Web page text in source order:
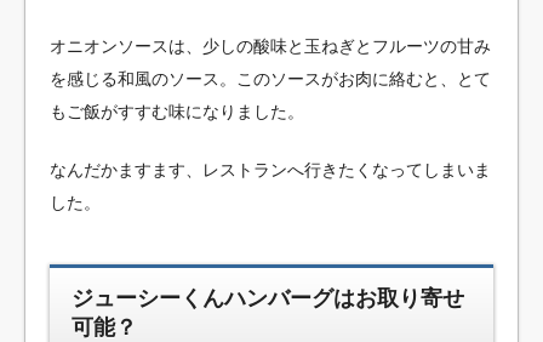
オニオンソースは、少しの酸味と玉ねぎとフルーツの甘み
を感じる和風のソース。このソースがお肉に絡むと、とて
もご飯がすすむ味になりました。
なんだかますます、レストランへ行きたくなってしまいま
した。
ジューシーくんハンバーグはお取り寄せ
可能？